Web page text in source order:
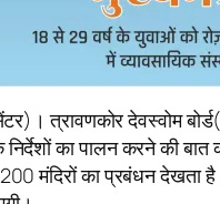
त्रावणकोर देवस्वोम
का पालन करने की बात
मंदिरों का प्रबंधन